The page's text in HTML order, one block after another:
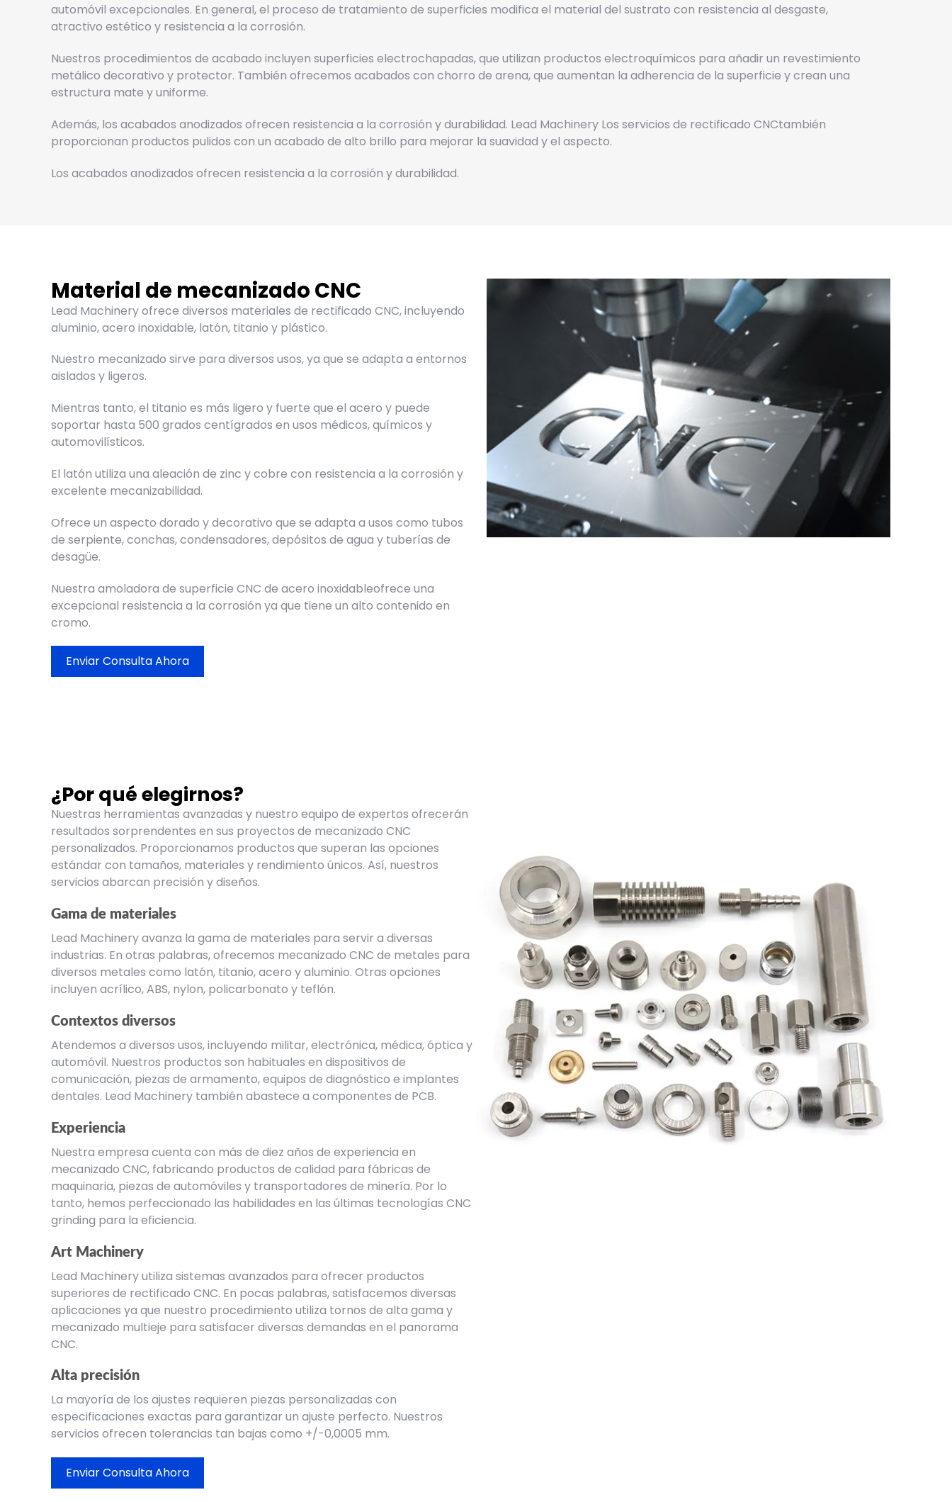
automóvil excepcionales. En general, el proceso de tratamiento de superficies modifica el material del sustrato con resistencia al desgaste,
atractivo estético y resistencia a la corrosión.
Nuestros procedimientos de acabado incluyen superficies electrochapadas, que utilizan productos electroquímicos para añadir un revestimiento
metálico decorativo y protector. También ofrecemos acabados con chorro de arena, que aumentan la adherencia de la superficie y crean una
estructura mate y uniforme.
Además, los acabados anodizados ofrecen resistencia a la corrosión y durabilidad. Lead Machinery Los servicios de rectificado CNCtambién
proporcionan productos pulidos con un acabado de alto brillo para mejorar la suavidad y el aspecto.
Los acabados anodizados ofrecen resistencia a la corrosión y durabilidad.
Material de mecanizado CNC
Lead Machinery ofrece diversos materiales de rectificado CNC, incluyendo
aluminio, acero inoxidable, latón, titanio y plástico.
Nuestro mecanizado sirve para diversos usos, ya que se adapta a entornos
aislados y ligeros.
Mientras tanto, el titanio es más ligero y fuerte que el acero y puede
soportar hasta 500 grados centígrados en usos médicos, químicos y
automovilísticos.
El latón utiliza una aleación de zinc y cobre con resistencia a la corrosión y
excelente mecanizabilidad.
Ofrece un aspecto dorado y decorativo que se adapta a usos como tubos
de serpiente, conchas, condensadores, depósitos de agua y tuberías de
desagüe.
Nuestra amoladora de superficie CNC de acero inoxidableofrece una
excepcional resistencia a la corrosión ya que tiene un alto contenido en
cromo.
Enviar Consulta Ahora
¿Por qué elegirnos?
Nuestras herramientas avanzadas y nuestro equipo de expertos ofrecerán
resultados sorprendentes en sus proyectos de mecanizado CNC
personalizados. Proporcionamos productos que superan las opciones
estándar con tamaños, materiales y rendimiento únicos. Así, nuestros
servicios abarcan precisión y diseños.
Gama de materiales
Lead Machinery avanza la gama de materiales para servir a diversas
industrias. En otras palabras, ofrecemos mecanizado CNC de metales para
diversos metales como latón, titanio, acero y aluminio. Otras opciones
incluyen acrílico, ABS, nylon, policarbonato y teflón.
Contextos diversos
Atendemos a diversos usos, incluyendo militar, electrónica, médica, óptica y
automóvil. Nuestros productos son habituales en dispositivos de
comunicación, piezas de armamento, equipos de diagnóstico e implantes
dentales. Lead Machinery también abastece a componentes de PCB.
Experiencia
Nuestra empresa cuenta con más de diez años de experiencia en
mecanizado CNC, fabricando productos de calidad para fábricas de
maquinaria, piezas de automóviles y transportadores de minería. Por lo
tanto, hemos perfeccionado las habilidades en las últimas tecnologías CNC
grinding para la eficiencia.
Art Machinery
Lead Machinery utiliza sistemas avanzados para ofrecer productos
superiores de rectificado CNC. En pocas palabras, satisfacemos diversas
aplicaciones ya que nuestro procedimiento utiliza tornos de alta gama y
mecanizado multieje para satisfacer diversas demandas en el panorama
CNC.
Alta precisión
La mayoría de los ajustes requieren piezas personalizadas con
especificaciones exactas para garantizar un ajuste perfecto. Nuestros
servicios ofrecen tolerancias tan bajas como +/-0,0005 mm.
Enviar Consulta Ahora